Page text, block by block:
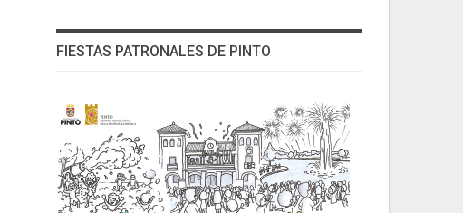
FIESTAS PATRONALES DE PINTO